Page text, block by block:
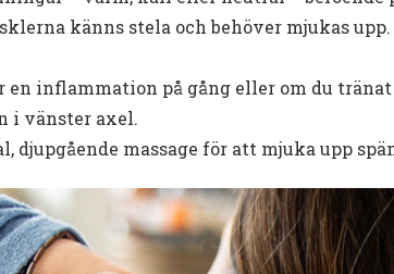
känns stela och behöver mjukas
inflammation på gång eller om du
i vänster axel.
djupgående massage för att mjuka upp